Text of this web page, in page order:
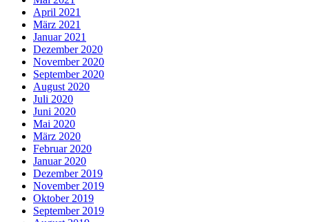
April 2021
März 2021
Januar 2021
Dezember 2020
November 2020
September 2020
August 2020
Juli 2020
Juni 2020
Mai 2020
März 2020
Februar 2020
Januar 2020
Dezember 2019
November 2019
Oktober 2019
September 2019